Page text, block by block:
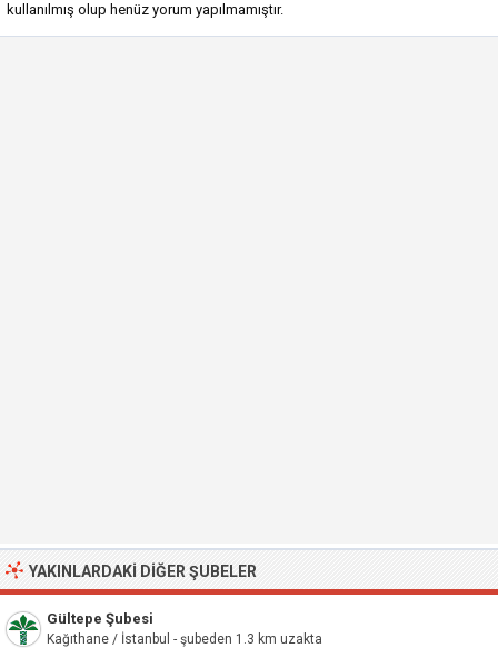
kullanılmış olup henüz yorum yapılmamıştır.
YAKINLARDAKI DIĞER ŞUBELER
Gültepe Şubesi
Kağıthane / İstanbul - şubeden 1.3 km uzakta